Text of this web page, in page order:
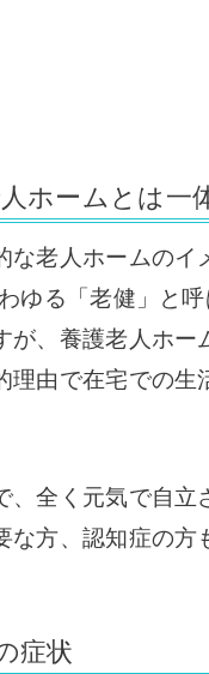
ホームとは一
老人ホームのイ
ゆる「老健」と
が、養護老人ホー
理由で在宅での生
全く元気で自立
な方、認知症の方
症状